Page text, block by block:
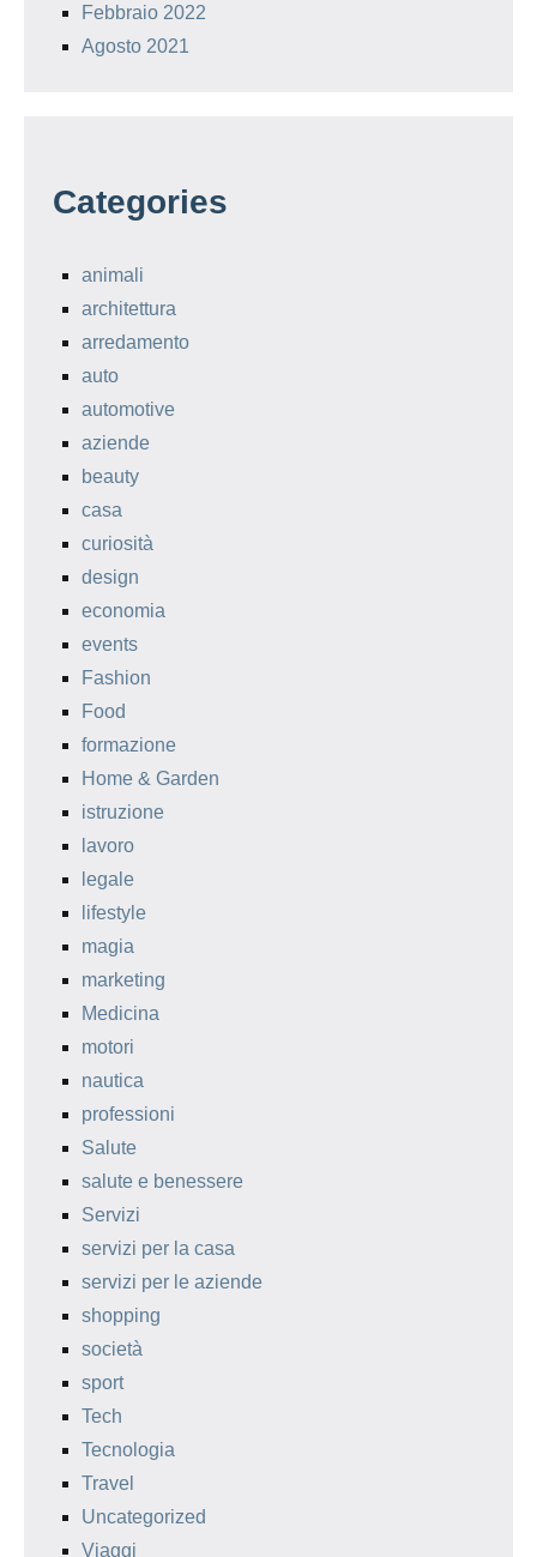
Febbraio 2022
Agosto 2021
Categories
animali
architettura
arredamento
auto
automotive
aziende
beauty
casa
curiosità
design
economia
events
Fashion
Food
formazione
Home & Garden
istruzione
lavoro
legale
lifestyle
magia
marketing
Medicina
motori
nautica
professioni
Salute
salute e benessere
Servizi
servizi per la casa
servizi per le aziende
shopping
società
sport
Tech
Tecnologia
Travel
Uncategorized
Viaggi